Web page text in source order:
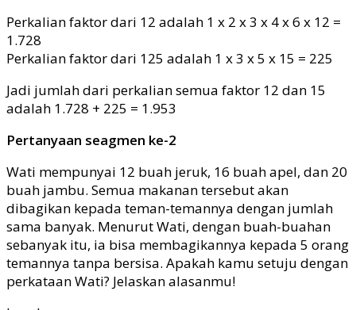
Perkalian faktor dari 12 adalah 1 x 2 x 3 x 4 x 6 x 12 =
1.728
Perkalian faktor dari 125 adalah 1 x 3 x 5 x 15 = 225
Jadi jumlah dari perkalian semua faktor 12 dan 15
adalah 1.728 + 225 = 1.953
Pertanyaan seagmen ke-2
Wati mempunyai 12 buah jeruk, 16 buah apel, dan 20
buah jambu. Semua makanan tersebut akan
dibagikan kepada teman-temannya dengan jumlah
sama banyak. Menurut Wati, dengan buah-buahan
sebanyak itu, ia bisa membagikannya kepada 5 orang
temannya tanpa bersisa. Apakah kamu setuju dengan
perkataan Wati? Jelaskan alasanmu!